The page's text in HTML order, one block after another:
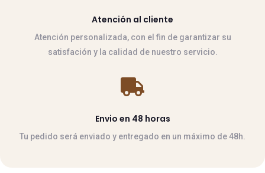
Atención al cliente
Atención personalizada, con el fin de garantizar su
satisfación y la calidad de nuestro servicio.

Envio en 48 horas
Tu pedido será enviado y entregado en un máximo de 48h.